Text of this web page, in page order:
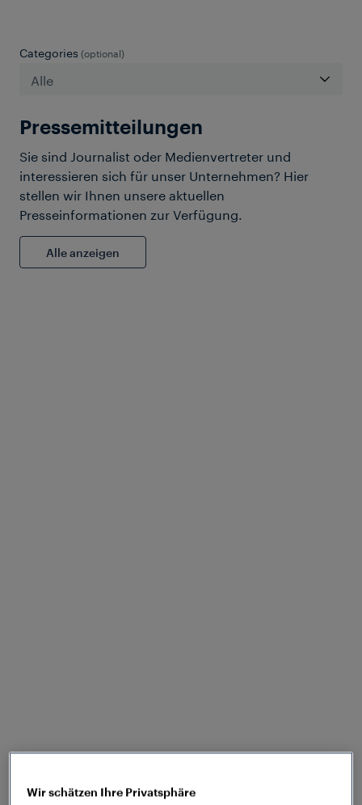
Categories (optional)
Pressemitteilungen
Sie sind Journalist oder Medienvertreter und
interessieren sich für unser Unternehmen? Hier
stellen wir Ihnen unsere aktuellen
Presseinformationen zur Verfügung.
Alle anzeigen
Wir schätzen Ihre Privatsphäre